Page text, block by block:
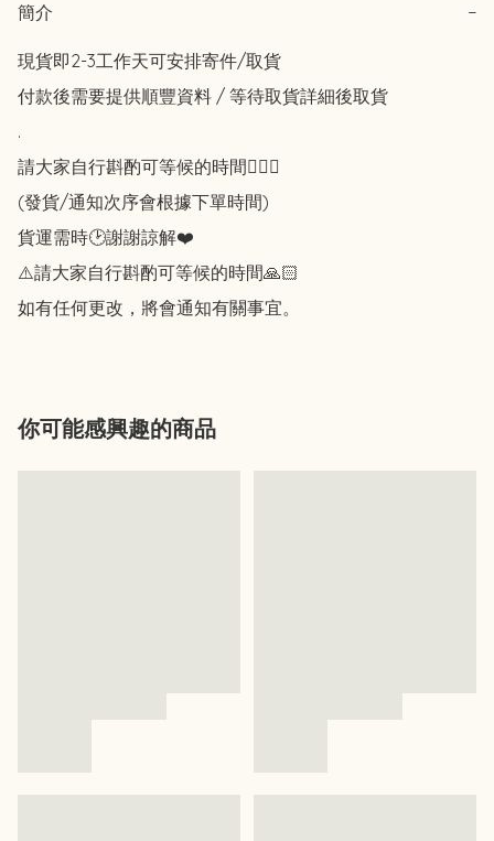
簡介 −
現貨即2-3工作天可安排寄件/取貨
付款後需要提供順豐資料 / 等待取貨詳細後取貨
.
請大家自行斟酌可等候的時間🙇🏻‍♀️
(發貨/通知次序會根據下單時間)
貨運需時🕑謝謝諒解❤️
⚠️請大家自行斟酌可等候的時間🙏🏻
如有任何更改，將會通知有關事宜。
你可能感興趣的商品